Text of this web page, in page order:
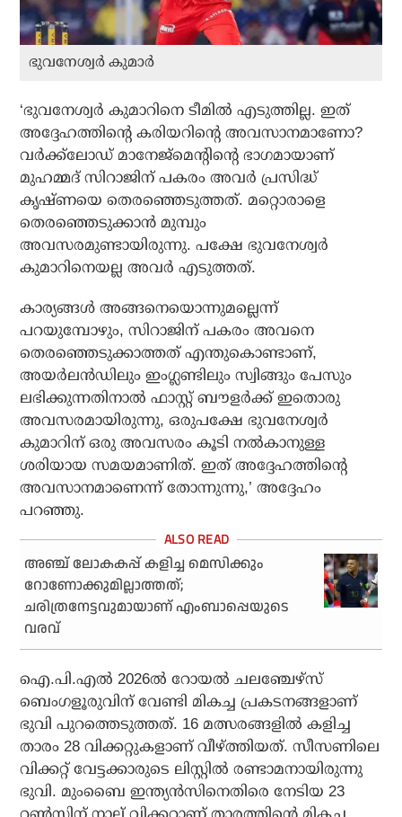
ഭുവനേശ്വര്‍ കുമാര്‍
‘ഭുവനേശ്വര്‍ കുമാറിനെ ടീമില്‍ എടുത്തില്ല. ഇത്
അദ്ദേഹത്തിന്റെ കരിയറിന്റെ അവസാനമാണോ?
വര്‍ക്ക്ലോഡ് മാനേജ്മെന്റിന്റെ ഭാഗമായാണ്
മുഹമ്മദ് സിറാജിന് പകരം അവര്‍ പ്രസിദ്ധ്
കൃഷ്ണയെ തെരഞ്ഞെടുത്തത്. മറ്റൊരാളെ
തെരഞ്ഞെടുക്കാന്‍ മുമ്പും
അവസരമുണ്ടായിരുന്നു. പക്ഷേ ഭുവനേശ്വര്‍
കുമാറിനെയല്ല അവര്‍ എടുത്തത്.
കാര്യങ്ങള്‍ അങ്ങനെയൊന്നുമല്ലെന്ന്
പറയുമ്പോഴും, സിറാജിന് പകരം അവനെ
തെരഞ്ഞെടുക്കാത്തത് എന്തുകൊണ്ടാണ്,
അയര്‍ലന്‍ഡിലും ഇംഗ്ലണ്ടിലും സ്വിങ്ങും പേസും
ലഭിക്കുന്നതിനാല്‍ ഫാസ്റ്റ് ബൗളര്‍ക്ക് ഇതൊരു
അവസരമായിരുന്നു, ഒരുപക്ഷേ ഭുവനേശ്വര്‍
കുമാറിന് ഒരു അവസരം കൂടി നല്‍കാനുള്ള
ശരിയായ സമയമാണിത്. ഇത് അദ്ദേഹത്തിന്റെ
അവസാനമാണെന്ന് തോന്നുന്നു,’ അദ്ദേഹം
പറഞ്ഞു.
അഞ്ച് ലോകകപ്പ് കളിച്ച മെസിക്കും
റോണോക്കുമില്ലാത്തത്;
ചരിത്രനേട്ടവുമായാണ് എംബാപ്പെയുടെ
വരവ്
ഐ.പി.എല്‍ 2026ല്‍ റോയല്‍ ചലഞ്ചേഴ്‌സ്
ബെംഗളൂരുവിന് വേണ്ടി മികച്ച പ്രകടനങ്ങളാണ്
ഭുവി പുറത്തെടുത്തത്. 16 മത്സരങ്ങളില്‍ കളിച്ച
താരം 28 വിക്കറ്റുകളാണ് വീഴ്ത്തിയത്. സീസണിലെ
വിക്കറ്റ് വേട്ടക്കാരുടെ ലിസ്റ്റില്‍ രണ്ടാമനായിരുന്നു
ഭുവി. മുംബൈ ഇന്ത്യന്‍സിനെതിരെ നേടിയ 23
റണ്‍സിന് നാല് വിക്കറ്റാണ് താരത്തിന്റെ മികച്ച